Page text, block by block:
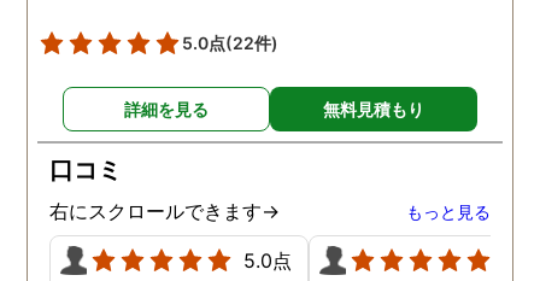
5.0点(22件)
詳細を見る 無料見積もり
口コミ
右にスクロールできます→ もっと見る
5.0点